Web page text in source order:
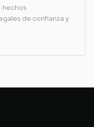
hechos
de confianza y